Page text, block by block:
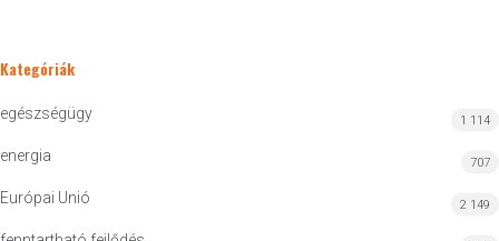
Kategóriák
egészségügy 1 114
energia 707
Európai Unió 2 149